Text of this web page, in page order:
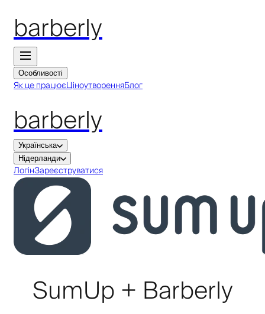
barberly
Особливості
Як це працюєЦіноутворенняБлог
barberly
Українська
Нідерланди
ЛогінЗареєструватися
SumUp + Barberly